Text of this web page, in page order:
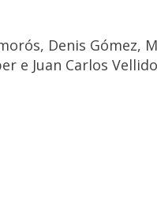
Denis Gómez,
e Juan Carlos Vellido